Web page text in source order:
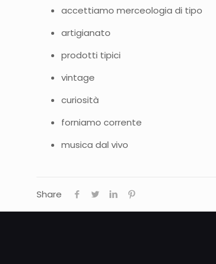
accettiamo merceologia di tipo
artigianato
prodotti tipici
vintage
curiosità
forniamo corrente
musica dal vivo
Share